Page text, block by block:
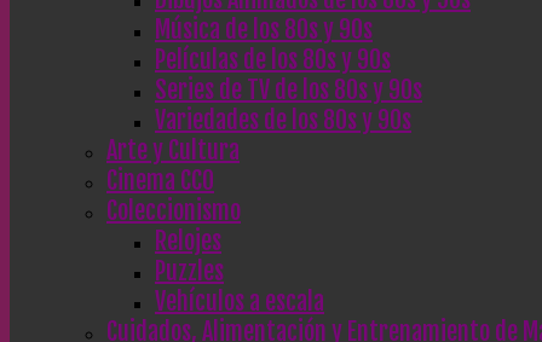
Música de los 80s y 90s
Películas de los 80s y 90s
Series de TV de los 80s y 90s
Variedades de los 80s y 90s
Arte y Cultura
Cinema CC0
Coleccionismo
Relojes
Puzzles
Vehículos a escala
Cuidados, Alimentación y Entrenamiento de